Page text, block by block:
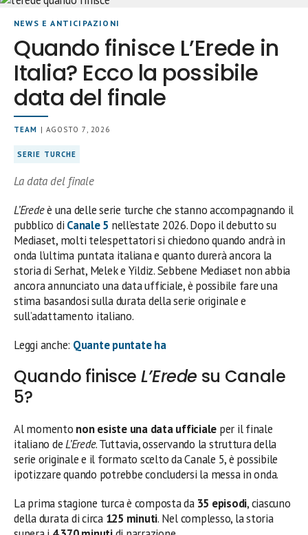
NEWS E ANTICIPAZIONI
Quando finisce L’Erede in
Italia? Ecco la possibile
data del finale
TEAM | AGOSTO 7, 2026
SERIE TURCHE
La data del finale
L’Eredeè una delle serie turche che stanno accompagnando il
pubblico di Canale 5 nell’estate 2026. Dopo il debutto su
Mediaset, molti telespettatori si chiedono quando andrà in
onda l’ultima puntata italiana e quanto durerà ancora la
storia di Serhat, Melek e Yildiz. Sebbene Mediaset non abbia
ancora annunciato una data ufficiale, è possibile fare una
stima basandosi sulla durata della serie originale e
sull’adattamento italiano.
Leggi anche: Quante puntate ha
Quando finisce L’Erede su Canale
5?
Al momento non esiste una data ufficiale per il finale
italiano deL’Erede. Tuttavia, osservando la struttura della
serie originale e il formato scelto da Canale 5, è possibile
ipotizzare quando potrebbe concludersi la messa in onda.
La prima stagione turca è composta da 35 episodi, ciascuno
della durata di circa 125 minuti. Nel complesso, la storia